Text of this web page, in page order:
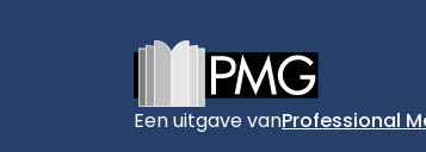
Een uitgave vanProfessional